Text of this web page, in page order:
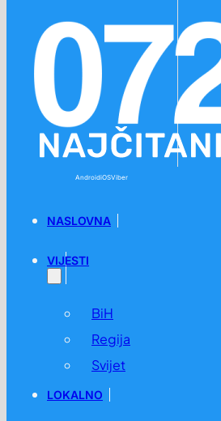
AndroidiOSViber
NASLOVNA
VIJESTI
BiH
Regija
Svijet
LOKALNO